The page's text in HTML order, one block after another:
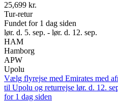
25,699 kr.
Tur-retur
Fundet for 1 dag siden
lør. d. 5. sep. - lør. d. 12. sep.
HAM
Hamborg
APW
Upolu
Vælg flyrejse med Emirates med
til Upolu og returrejse lør. d. 12.
for 1 dag siden